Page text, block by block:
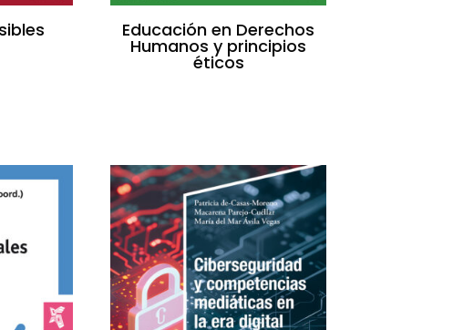
Educación en Derechos
Humanos y principios
éticos